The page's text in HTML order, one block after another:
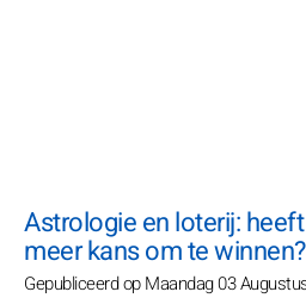
Astrologie en loterij:
meer kans om te winnen?
Gepubliceerd op Maandag 03